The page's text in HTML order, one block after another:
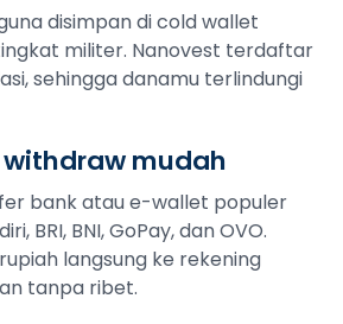
disimpan di cold wallet
militer. Nanovest terdaftar
sehingga danamu terlindungi
mudah
bank atau e-wallet populer
BRI, BNI, GoPay, dan OVO.
langsung ke rekening
tanpa ribet.